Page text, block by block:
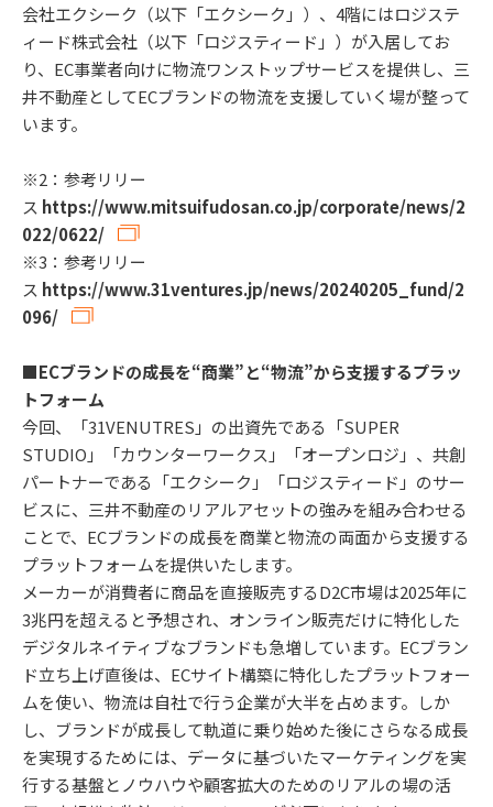
会社エクシーク（以下「エクシーク」）、4階にはロジステ
ィード株式会社（以下「ロジスティード」）が入居してお
り、EC事業者向けに物流ワンストップサービスを提供し、三
井不動産としてECブランドの物流を支援していく場が整って
います。
※2：参考リリー
ス https://www.mitsuifudosan.co.jp/corporate/news/2
022/0622/
※3：参考リリー
ス https://www.31ventures.jp/news/20240205_fund/2
096/
■ECブランドの成長を“商業”と“物流”から支援するプラッ
トフォーム
今回、「31VENUTRES」の出資先である「SUPER
STUDIO」「カウンターワークス」「オープンロジ」、共創
パートナーである「エクシーク」「ロジスティード」のサー
ビスに、三井不動産のリアルアセットの強みを組み合わせる
ことで、ECブランドの成長を商業と物流の両面から支援する
プラットフォームを提供いたします。
メーカーが消費者に商品を直接販売するD2C市場は2025年に
3兆円を超えると予想され、オンライン販売だけに特化した
デジタルネイティブなブランドも急増しています。ECブラン
ド立ち上げ直後は、ECサイト構築に特化したプラットフォー
ムを使い、物流は自社で行う企業が大半を占めます。しか
し、ブランドが成長して軌道に乗り始めた後にさらなる成長
を実現するためには、データに基づいたマーケティングを実
行する基盤とノウハウや顧客拡大のためのリアルの場の活